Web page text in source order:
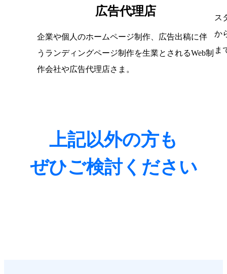
広告代理店
企業や個人のホームページ制作、広告出稿に伴
うランディングページ制作を生業とされるWeb制
作会社や広告代理店さま。
ス
か
ま
上記以外の方も
ぜひご検討ください